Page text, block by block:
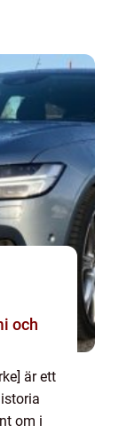
är ett
om i